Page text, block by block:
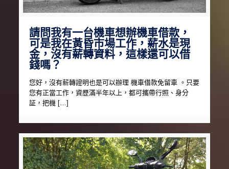
請問我有一台機車想辦機車借款，
可是我在黃昏市場工作，薪水是現
金，沒有薪轉資料，這樣還可以借
錢嗎？
您好，沒有薪轉證明也是可以辦理 機車借款免留車 。只要
您有正當工作，資歷滿半年以上，都可攜帶行照、身分
証，把機 […]